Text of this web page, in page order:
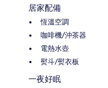
居家配備
恆溫空調
咖啡機/沖茶器
電熱水壺
熨斗/熨衣板
一夜好眠